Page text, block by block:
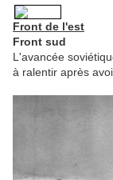
Front de l'est
Front sud
L'avancée
à ralentir après